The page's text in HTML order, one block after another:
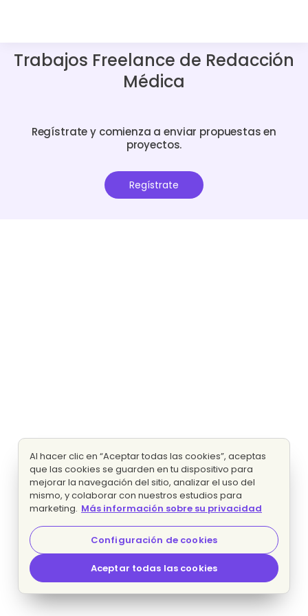
Trabajos Freelance de Redacción
Médica
Regístrate y comienza a enviar propuestas en
proyectos.
Regístrate
Al hacer clic en “Aceptar todas las cookies”, aceptas
que las cookies se guarden en tu dispositivo para
mejorar la navegación del sitio, analizar el uso del
mismo, y colaborar con nuestros estudios para
marketing. Más información sobre su privacidad
Configuración de cookies
Aceptar todas las cookies